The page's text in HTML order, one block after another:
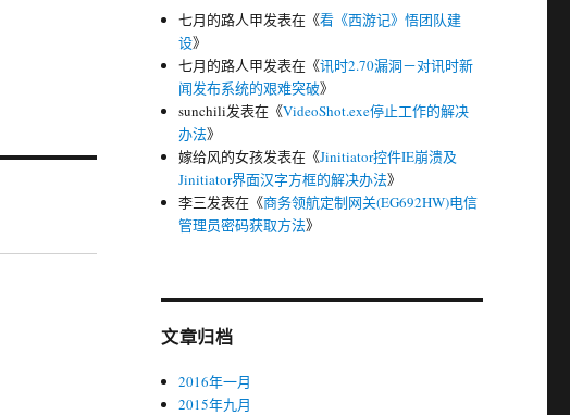
七月的路人甲发表在《看《西游记》悟团队建
设》
七月的路人甲发表在《讯时2.70漏洞－对讯时新
闻发布系统的艰难突破》
sunchili发表在《VideoShot.exe停止工作的解决
办法》
嫁给风的女孩发表在《Jinitiator控件IE崩溃及
Jinitiator界面汉字方框的解决办法》
李三发表在《商务领航定制网关(EG692HW)电信
管理员密码获取方法》
文章归档
2016年一月
2015年九月